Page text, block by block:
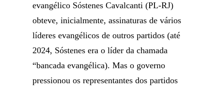
evangélico Sóstenes Cavalcanti (PL-RJ)
obteve, inicialmente, assinaturas de vários
líderes evangélicos de outros partidos (até
2024, Sóstenes era o líder da chamada
“bancada evangélica). Mas o governo
pressionou os representantes dos partidos